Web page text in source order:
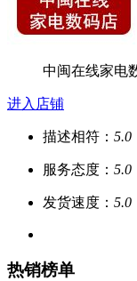
中闽在线家电
进入店铺
描述相符： 5.0
服务态度： 5.0
发货速度： 5.0
热销榜单